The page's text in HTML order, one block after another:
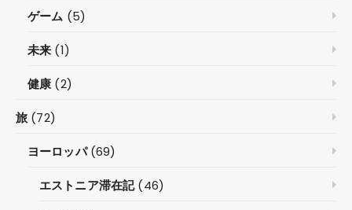
ゲーム (5)
未来 (1)
健康 (2)
旅(72)
ヨーロッパ(69)
エストニア滞在記(46)